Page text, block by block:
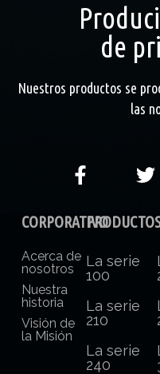
de
Nuestros productos se
las
CORPORATIVO
Acerca de
nosotros
Nuestra
historia
Visión de
la Misión
PRODUCTOS
La serie
100
La serie
210
La serie
240